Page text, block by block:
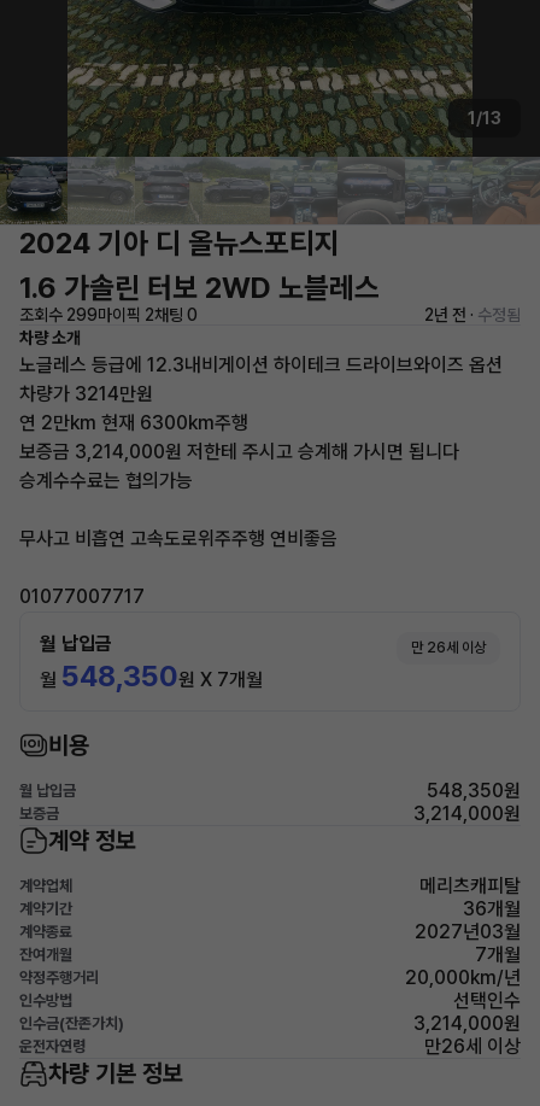
1/13
2024 기아 디 올뉴스포티지
1.6 가솔린 터보 2WD 노블레스
조회수 299마이픽 2채팅 0 2년 전 · 수정됨
차량 소개
노글레스 등급에 12.3내비게이션 하이테크 드라이브와이즈 옵션
차량가 3214만원
연 2만km 현재 6300km주행
보증금 3,214,000원 저한테 주시고 승계해 가시면 됩니다
승계수수료는 협의가능
무사고 비흡연 고속도로위주주행 연비좋음
01077007717
월 납입금 만 26세 이상
월 548,350원 X 7개월
비용
월 납입금 548,350원
보증금 3,214,000원
계약 정보
계약업체 메리츠캐피탈
계약기간 36개월
계약종료 2027년03월
잔여개월 7개월
약정주행거리 20,000km/년
인수방법 선택인수
인수금(잔존가치) 3,214,000원
운전자연령 만26세 이상
차량 기본 정보